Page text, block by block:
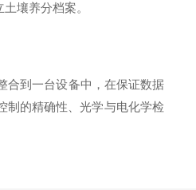
壤养分档案。
合到一台设备中，在保证数据
制的精确性、光学与电化学检